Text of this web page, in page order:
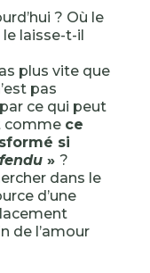
? Où le
laisse-t-il
plus vite que
pas
ce qui peut
comme ce
si
» ?
dans le
d’une
de l’amour